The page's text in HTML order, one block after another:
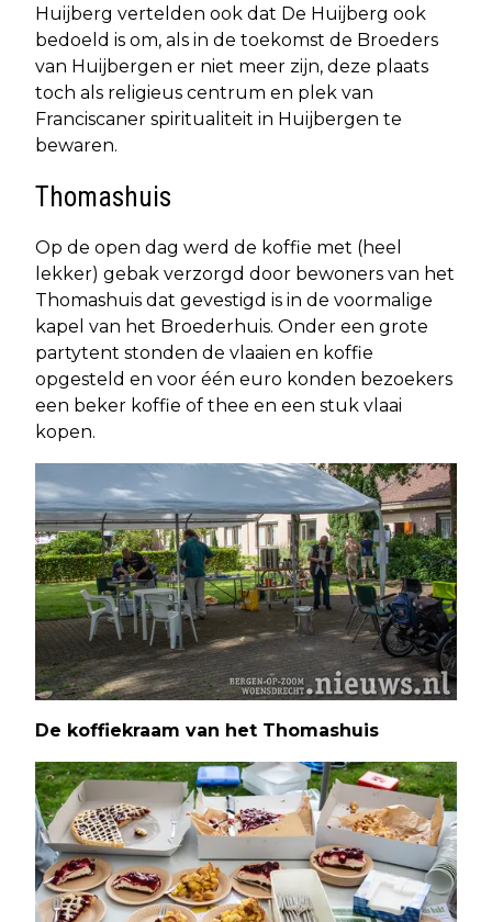
Huijberg vertelden ook dat De Huijberg ook
bedoeld is om, als in de toekomst de Broeders
van Huijbergen er niet meer zijn, deze plaats
toch als religieus centrum en plek van
Franciscaner spiritualiteit in Huijbergen te
bewaren.
Thomashuis
Op de open dag werd de koffie met (heel
lekker) gebak verzorgd door bewoners van het
Thomashuis dat gevestigd is in de voormalige
kapel van het Broederhuis. Onder een grote
partytent stonden de vlaaien en koffie
opgesteld en voor één euro konden bezoekers
een beker koffie of thee en een stuk vlaai
kopen.
De koffiekraam van het Thomashuis